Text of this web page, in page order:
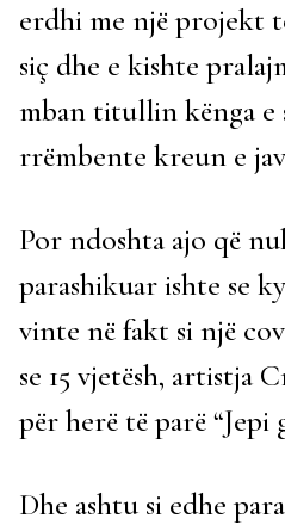
erdhi me një projekt
siç dhe e kishte
mban titullin kënga e
rrëmbente kreun e
Por ndoshta ajo që
parashikuar ishte se
vinte në fakt si një
se 15 vjetësh, artistja
për herë të parë “Jepi
Dhe ashtu si edhe